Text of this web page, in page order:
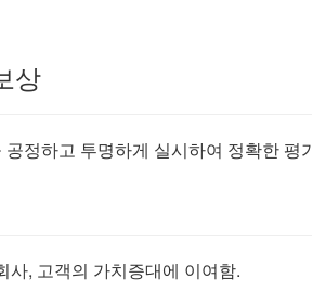
상
정하고 투명하게 실시하여 정확한
사, 고객의 가치증대에 이여함.